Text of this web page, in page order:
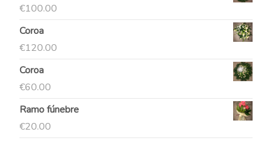
€100.00
Coroa
€120.00
Coroa
€60.00
Ramo fúnebre
€20.00